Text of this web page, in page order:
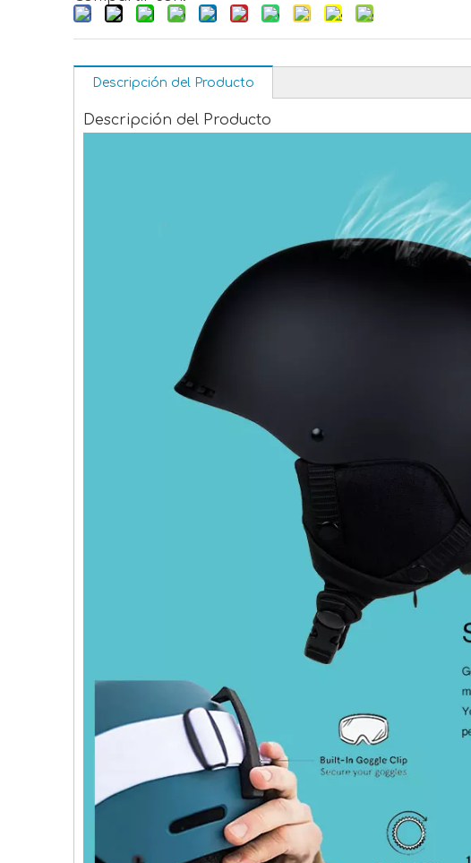
Descripción del Producto
Descripción del Producto